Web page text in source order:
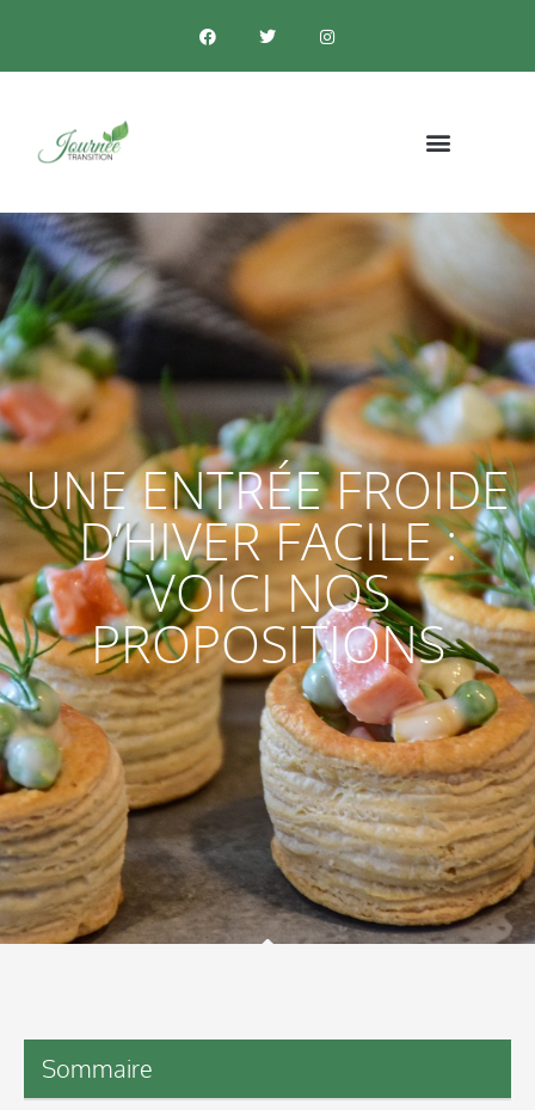
UNE ENTRÉE FROIDE
D’HIVER FACILE :
VOICI NOS
PROPOSITIONS
Sommaire